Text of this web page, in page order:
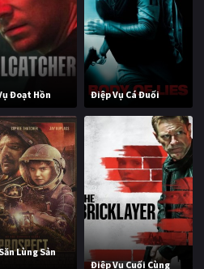
Đoạt Hồn Điệp Vụ Cá Đuối
Lùng Sản
Điệp Vụ Cuối Cùng